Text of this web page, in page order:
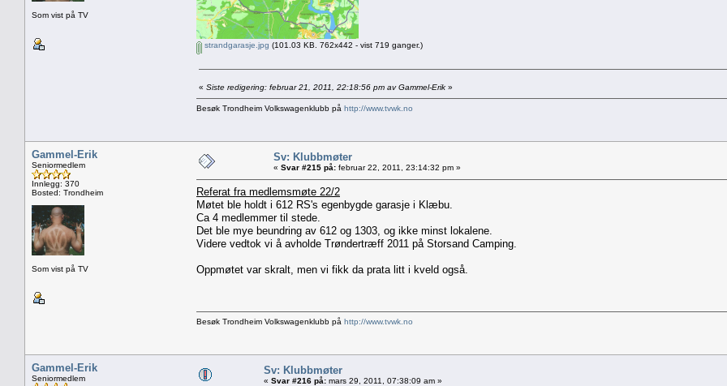
Som vist på TV
strandgarasje.jpg (101.03 KB. 762x442 - vist 719 ganger.)
« Siste redigering: februar 21, 2011, 22:18:56 pm av Gammel-Erik »
Besøk Trondheim Volkswagenklubb på http://www.tvwk.no
Gammel-Erik
Seniormedlem
Innlegg: 370
Bosted: Trondheim
Som vist på TV
Sv: Klubbmøter
« Svar #215 på: februar 22, 2011, 23:14:32 pm »
Referat fra medlemsmøte 22/2
Møtet ble holdt i 612 RS's egenbygde garasje i Klæbu.
Ca 4 medlemmer til stede.
Det ble mye beundring av 612 og 1303, og ikke minst lokalene.
Videre vedtok vi å avholde Trøndertræff 2011 på Storsand Camping.
Oppmøtet var skralt, men vi fikk da prata litt i kveld også.
Besøk Trondheim Volkswagenklubb på http://www.tvwk.no
Gammel-Erik
Seniormedlem
Sv: Klubbmøter
« Svar #216 på: mars 29, 2011, 07:38:09 am »